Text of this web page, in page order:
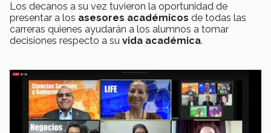
Los decanos a su vez tuvieron la oportunidad de
presentar a los asesores académicos de todas las
carreras quienes ayudarán a los alumnos a tomar
decisiones respecto a su vida académica.